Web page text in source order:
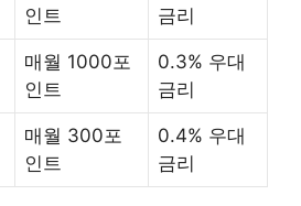
인트
금리
매월 1000포
인트
0.3% 우대
금리
매월 300포
인트
0.4% 우대
금리